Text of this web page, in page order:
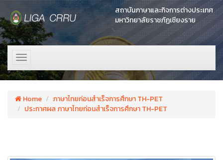
สถาบันภาษาและกิจการต่างประเทศ
มหาวิทยาลัยราชภัฏเชียงราย
Toggle
navigation
Home
ภาษาไทยก่อนสำเร็จการศึกษา TH-PET
ประกาศผล ภาษาไทยก่อนสำเร็จการศึกษา TH-PET